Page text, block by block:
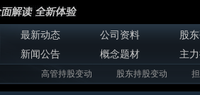
最新动态 公司资料
股
新闻公告
概念题材 主
高管持股变动 股东持股变动